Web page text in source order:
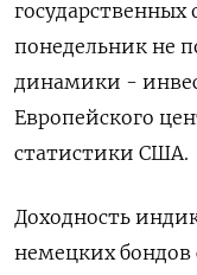
понедельник не
динамики -
Европейского
статистики США.
Доходность
немецких бондов